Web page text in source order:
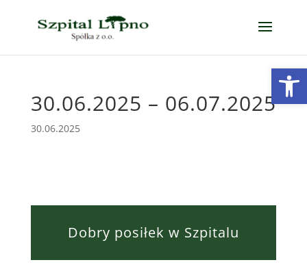
30.06.2025 – 06.07.2025
30.06.2025
Dobry posiłek w Szpitalu